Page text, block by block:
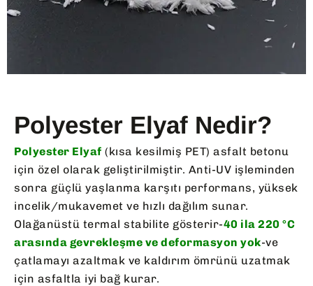
Polyester Elyaf Nedir?
Polyester Elyaf (kısa kesilmiş PET) asfalt betonu
için özel olarak geliştirilmiştir. Anti-UV işleminden
sonra güçlü yaşlanma karşıtı performans, yüksek
incelik/mukavemet ve hızlı dağılım sunar.
Olağanüstü termal stabilite gösterir-40 ila 220 °C
arasında gevrekleşme ve deformasyon yok-ve
çatlamayı azaltmak ve kaldırım ömrünü uzatmak
için asfaltla iyi bağ kurar.